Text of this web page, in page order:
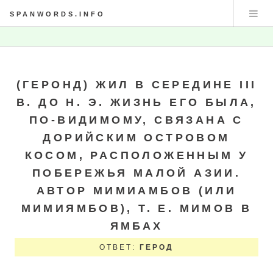
SPANWORDS.INFO
(ГЕРОНД) ЖИЛ В СЕРЕДИНЕ III
В. ДО Н. Э. ЖИЗНЬ ЕГО БЫЛА,
ПО-ВИДИМОМУ, СВЯЗАНА С
ДОРИЙСКИМ ОСТРОВОМ
КОСОМ, РАСПОЛОЖЕННЫМ У
ПОБЕРЕЖЬЯ МАЛОЙ АЗИИ.
АВТОР МИМИАМБОВ (ИЛИ
МИМИЯМБОВ), Т. Е. МИМОВ В
ЯМБАХ
ОТВЕТ: ГЕРОД